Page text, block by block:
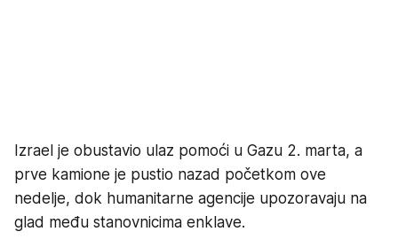
Izrael je obustavio ulaz pomoći u Gazu 2. marta, a
prve kamione je pustio nazad početkom ove
nedelje, dok humanitarne agencije upozoravaju na
glad među stanovnicima enklave.